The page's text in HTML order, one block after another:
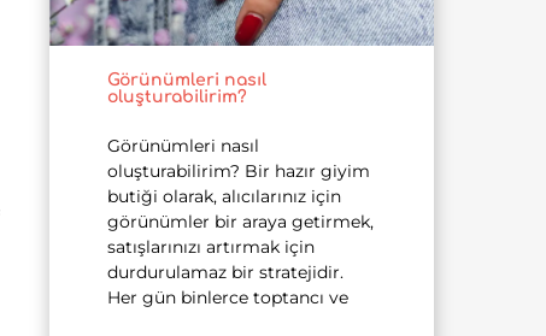
Görünümleri nasıl
oluşturabilirim?
Görünümleri nasıl
oluşturabilirim? Bir hazır giyim
butiği olarak, alıcılarınız için
görünümler bir araya getirmek,
satışlarınızı artırmak için
durdurulamaz bir stratejidir.
Her gün binlerce toptancı ve